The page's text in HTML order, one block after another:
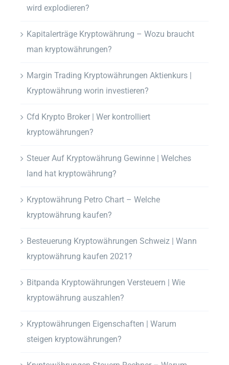
wird explodieren?
Kapitalerträge Kryptowährung – Wozu braucht
man kryptowährungen?
Margin Trading Kryptowährungen Aktienkurs |
Kryptowährung worin investieren?
Cfd Krypto Broker | Wer kontrolliert
kryptowährungen?
Steuer Auf Kryptowährung Gewinne | Welches
land hat kryptowährung?
Kryptowährung Petro Chart – Welche
kryptowährung kaufen?
Besteuerung Kryptowährungen Schweiz | Wann
kryptowährung kaufen 2021?
Bitpanda Kryptowährungen Versteuern | Wie
kryptowährung auszahlen?
Kryptowährungen Eigenschaften | Warum
steigen kryptowährungen?